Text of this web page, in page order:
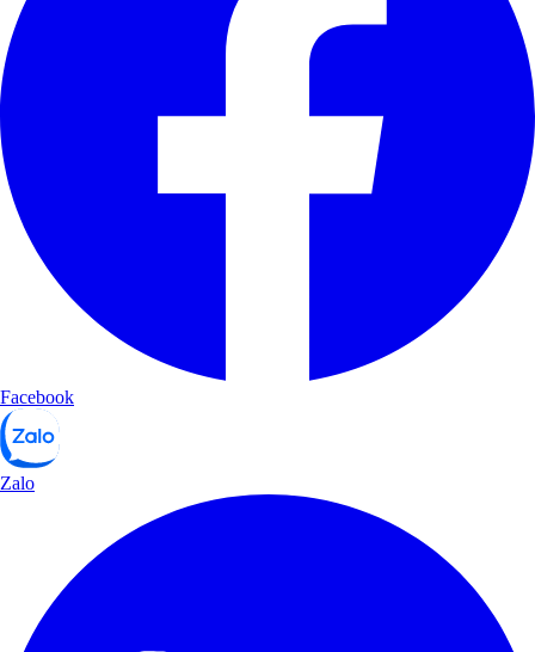
Facebook
Zalo